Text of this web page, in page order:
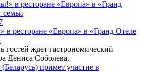
в ресторане «Европа» в «Гранд Отеле
гостей ждет гастрономический
Дениса Соболева.